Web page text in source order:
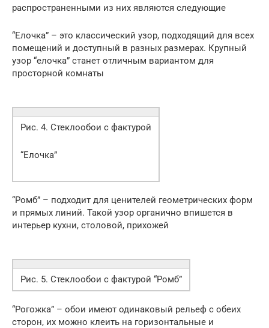
распространенными из них являются следующие
“Елочка” – это классический узор, подходящий для всех
помещений и доступный в разных размерах. Крупный
узор “елочка” станет отличным вариантом для
просторной комнаты
Рис. 4. Стеклообои с фактурой
“Елочка”
“Ромб” – подходит для ценителей геометрических форм
и прямых линий. Такой узор органично впишется в
интерьер кухни, столовой, прихожей
Рис. 5. Стеклообои с фактурой “Ромб”
“Рогожка” – обои имеют одинаковый рельеф с обеих
сторон, их можно клеить на горизонтальные и